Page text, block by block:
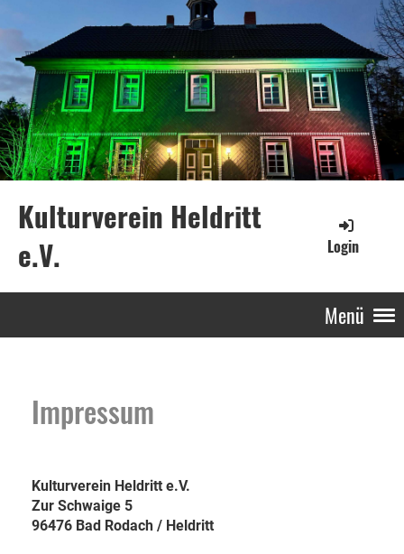
Kulturverein Heldritt
e.V.
Login
Menü
Impressum
Kulturverein Heldritt e.V.
Zur Schwaige 5
96476 Bad Rodach / Heldritt